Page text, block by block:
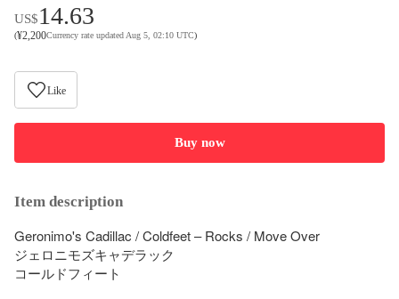
US$14.63
(¥2,200Currency rate updated Aug 5, 02:10 UTC)
Like
Buy now
Item description
Geronimo's Cadillac / Coldfeet – Rocks / Move Over
ジェロニモズキャデラック
コールドフィート